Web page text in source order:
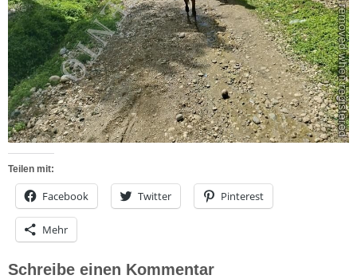
Teilen mit:
Facebook Twitter Pinterest
Mehr
Schreibe einen Kommentar